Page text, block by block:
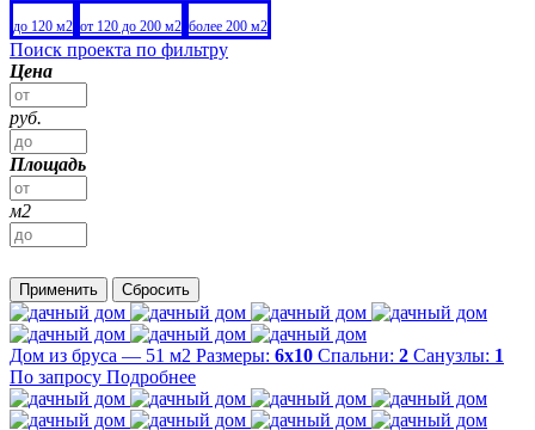
до 120 м2 от 120 до 200 м2 более 200 м2
Поиск проекта по фильтру
Цена
руб.
Площадь
м2
Применить Сбросить
Дом из бруса — 51 м2 Размеры: 6х10 Спальни: 2 Санузлы: 1
По запросу Подробнее